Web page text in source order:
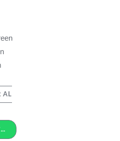
AL
COMPRAR POR WHATSAPP